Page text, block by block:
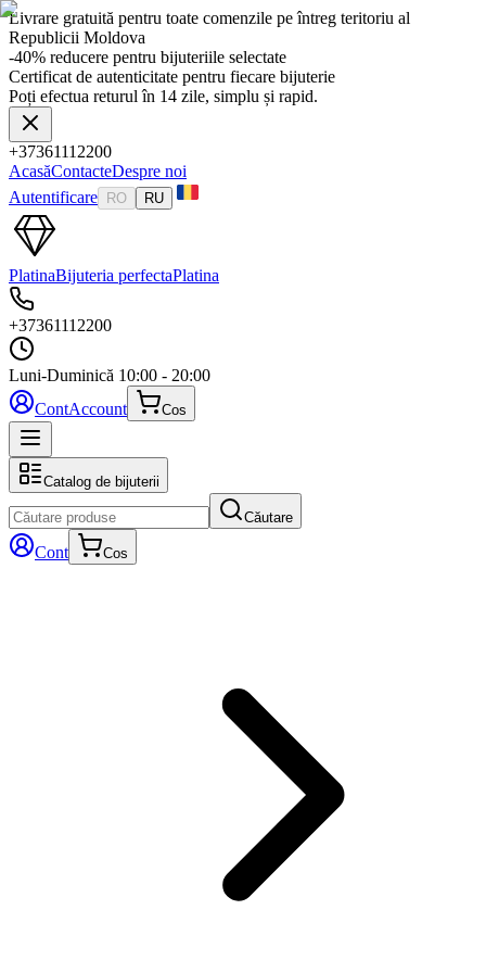
Livrare gratuită pentru toate comenzile pe întreg teritoriu al
Republicii Moldova
-40% reducere pentru bijuteriile selectate
Certificat de autenticitate pentru fiecare bijuterie
Poți efectua returul în 14 zile, simplu și rapid.
+37361112200
AcasăContacteDespre noi
Autentificare
RO RU
PlatinaBijuteria perfectaPlatina
+37361112200
Luni-Duminică 10:00 - 20:00
ContAccount Cos
Catalog de bijuterii
Căutare
Cont Cos